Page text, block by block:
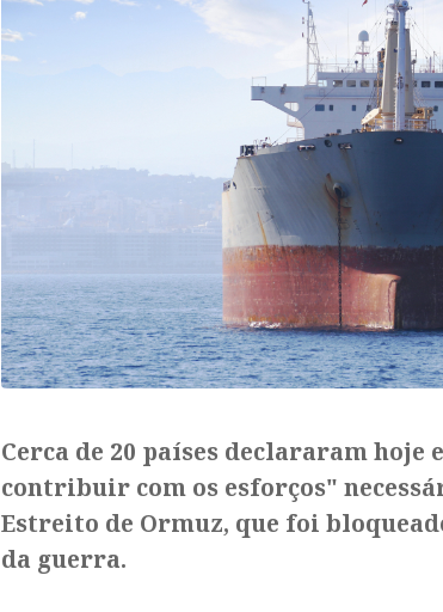
Cerca de 20 países declararam
contribuir com os esforços"
Estreito de Ormuz, que foi
da guerra.